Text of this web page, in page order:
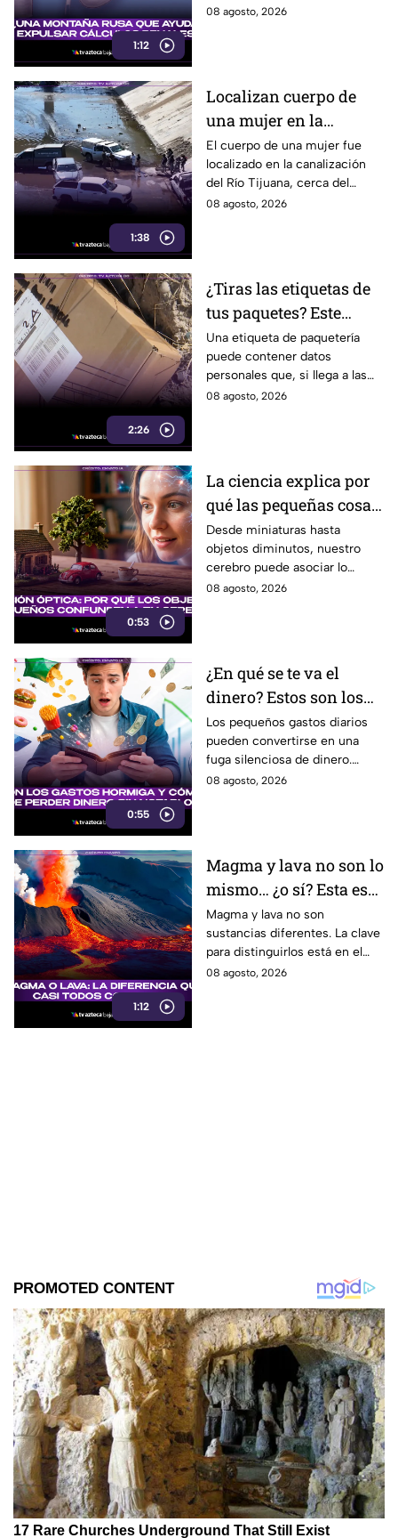
1:12
pequeños cálculos renales
08 agosto, 2026
1:38
Localizan cuerpo de
una mujer en la
canalización del Río
Tijuana; presentaba
quemaduras
El cuerpo de una mujer fue
localizado en la canalización
del Río Tijuana, cerca del
cruce fronterizo, durante la
08 agosto, 2026
2:26
¿Tiras las etiquetas de
tus paquetes? Este
pequeño descuido
podría ponerte en
riesgo en Tijuana
Una etiqueta de paquetería
puede contener datos
personales que, si llega a las
manos equivocadas, podrían
08 agosto, 2026
0:53
La ciencia explica por
qué las pequeñas cosas
nos parecen tan
adorables
Desde miniaturas hasta
objetos diminutos, nuestro
cerebro puede asociar lo
pequeño con ternura,
08 agosto, 2026
0:55
¿En qué se te va el
dinero? Estos son los
gastos hormiga que
pueden vaciar tu
bolsillo
Los pequeños gastos diarios
pueden convertirse en una
fuga silenciosa de dinero.
Identificar los llamados gastos
08 agosto, 2026
1:12
Magma y lava no son lo
mismo… ¿o sí? Esta es
la explicación
Magma y lava no son
sustancias diferentes. La clave
para distinguirlos está en el
lugar donde se encuentra el
08 agosto, 2026